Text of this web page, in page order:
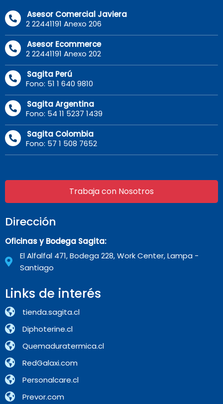
Asesor Comercial Javiera
2 22441191 Anexo 206
Asesor Ecommerce
2 22441191 Anexo 202
Sagita Perú
Fono: 51 1 640 9810
Sagita Argentina
Fono: 54 11 5237 1439
Sagita Colombia
Fono: 57 1 508 7652
Trabaja con Nosotros
Dirección
Oficinas y Bodega Sagita:
El Alfalfal 471, Bodega 228, Work Center, Lampa -
Santiago
Links de interés
tienda.sagita.cl
Diphoterine.cl
Quemaduratermica.cl
RedGalaxi.com
Personalcare.cl
Prevor.com